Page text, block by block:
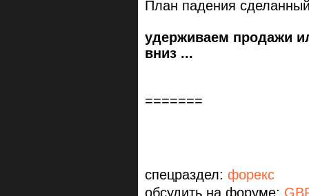
План падения
удерживаем продажи
вниз ...
=======
спецраздел: форекс
обсудить на форуме: